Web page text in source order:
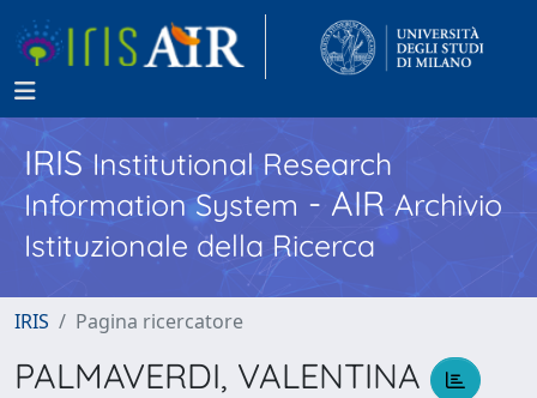
IRISInstitutional Research
Information System - AIR Archivio
Istituzionale della Ricerca
IRIS Pagina ricercatore
PALMAVERDI, VALENTINA